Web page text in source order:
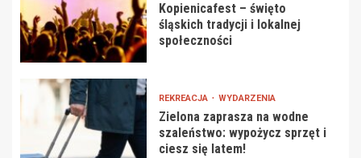
Kopienicafest – święto
śląskich tradycji i lokalnej
społeczności
REKREACJA WYDARZENIA
Zielona zaprasza na wodne
szaleństwo: wypożycz sprzęt i
ciesz się latem!